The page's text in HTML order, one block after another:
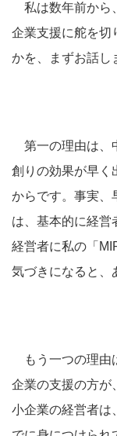
私は数年前から
企業支援に舵を切
かを、まずお話し
第一の理由は、
創りの効果が早く
からです。事実、
は、基本的に経営
経営者に私の「
気づきになると、
もう一つの理由
企業の支援の方が
小企業の経営者は